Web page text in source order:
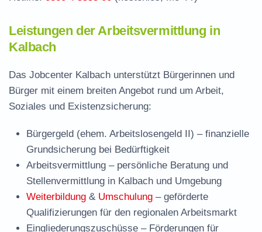
Leistungen der Arbeitsvermittlung in
Kalbach
Das Jobcenter Kalbach unterstützt Bürgerinnen und
Bürger mit einem breiten Angebot rund um Arbeit,
Soziales und Existenzsicherung:
Bürgergeld (ehem. Arbeitslosengeld II) – finanzielle
Grundsicherung bei Bedürftigkeit
Arbeitsvermittlung – persönliche Beratung und
Stellenvermittlung in Kalbach und Umgebung
Weiterbildung & Umschulung – geförderte
Qualifizierungen für den regionalen Arbeitsmarkt
Eingliederungszuschüsse – Förderungen für